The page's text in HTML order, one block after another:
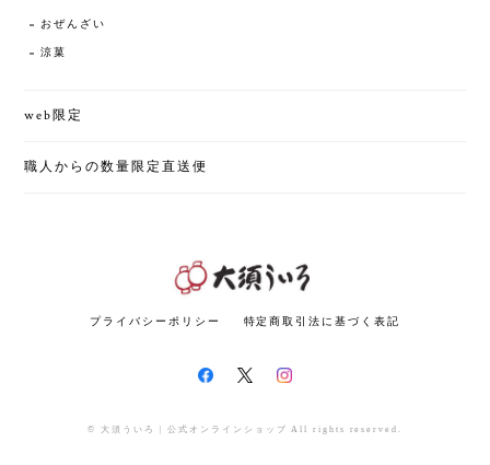
おぜんざい
涼菓
web限定
職人からの数量限定直送便
プライバシーポリシー 特定商取引法に基づく表記
© 大須ういろ | 公式オンラインショップ All rights reserved.